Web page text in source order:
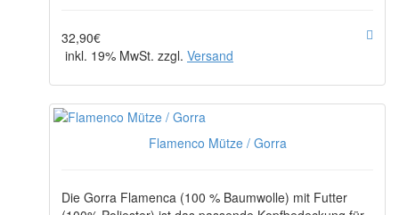
32,90€
inkl. 19% MwSt. zzgl. Versand
Flamenco Mütze / Gorra
Die Gorra Flamenca (100 % Baumwolle) mit Futter